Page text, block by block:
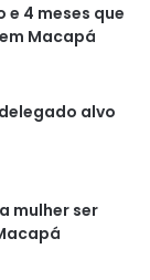
a previsão
com
e 4 meses que
Macapá
alvo
mulher ser